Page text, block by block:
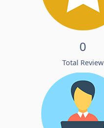
0
Total Review